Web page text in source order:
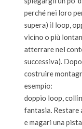
perché nei loro
supera) il loop,
vicino o più
atterrare nel
successiva).
costruire
esempio:
doppio loop,
fantasia. Restare
e magari una